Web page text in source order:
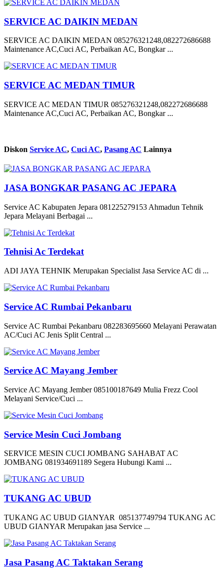
SERVICE AC DAIKIN MEDAN
SERVICE AC DAIKIN MEDAN 085276321248,082272686688
Maintenance AC,Cuci AC, Perbaikan AC, Bongkar ...
SERVICE AC MEDAN TIMUR
SERVICE AC MEDAN TIMUR 085276321248,082272686688
Maintenance AC,Cuci AC, Perbaikan AC, Bongkar ...
Diskon Service AC, Cuci AC, Pasang AC Lainnya
JASA BONGKAR PASANG AC JEPARA
Service AC Kabupaten Jepara 081225279153 Ahmadun Tehnik
Jepara Melayani Berbagai ...
Tehnisi Ac Terdekat
ADI JAYA TEHNIK Merupakan Specialist Jasa Service AC di ...
Service AC Rumbai Pekanbaru
Service AC Rumbai Pekanbaru 082283695660 Melayani Perawatan
AC/Cuci AC Jenis Split Central ...
Service AC Mayang Jember
Service AC Mayang Jember 085100187649 Mulia Frezz Cool
Melayani Service/Cuci ...
Service Mesin Cuci Jombang
SERVICE MESIN CUCI JOMBANG SAHABAT AC
JOMBANG 081934691189 Segera Hubungi Kami ...
TUKANG AC UBUD
TUKANG AC UBUD GIANYAR 085137749794 TUKANG AC
UBUD GIANYAR Merupakan jasa Service ...
Jasa Pasang AC Taktakan Serang